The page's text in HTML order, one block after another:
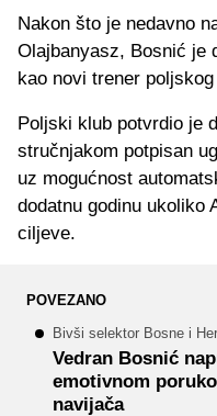
Nakon što je nedavno
Olajbanyasz, Bosnić je
kao novi trener poljskog
Poljski klub potvrdio je
stručnjakom potpisan
uz mogućnost
dodatnu godinu ukoliko
ciljeve.
POVEZANO
Bivši selektor Bosne i
Vedran Bosnić
emotivnom
navijača